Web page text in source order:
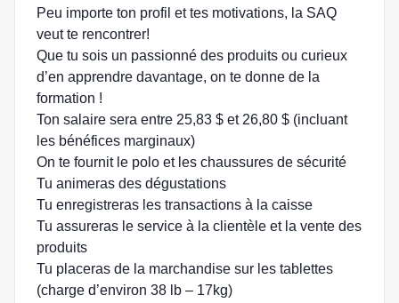
Peu importe ton profil et tes motivations, la SAQ
veut te rencontrer!
Que tu sois un passionné des produits ou curieux
d’en apprendre davantage, on te donne de la
formation !
Ton salaire sera entre 25,83 $ et 26,80 $ (incluant
les bénéfices marginaux)
On te fournit le polo et les chaussures de sécurité
Tu animeras des dégustations
Tu enregistreras les transactions à la caisse
Tu assureras le service à la clientèle et la vente des
produits
Tu placeras de la marchandise sur les tablettes
(charge d’environ 38 lb – 17kg)